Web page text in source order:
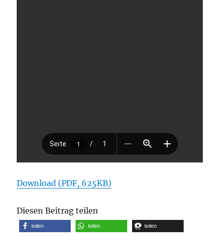
Download (PDF, 625KB)
Diesen Beitrag teilen
teilen teilen teilen